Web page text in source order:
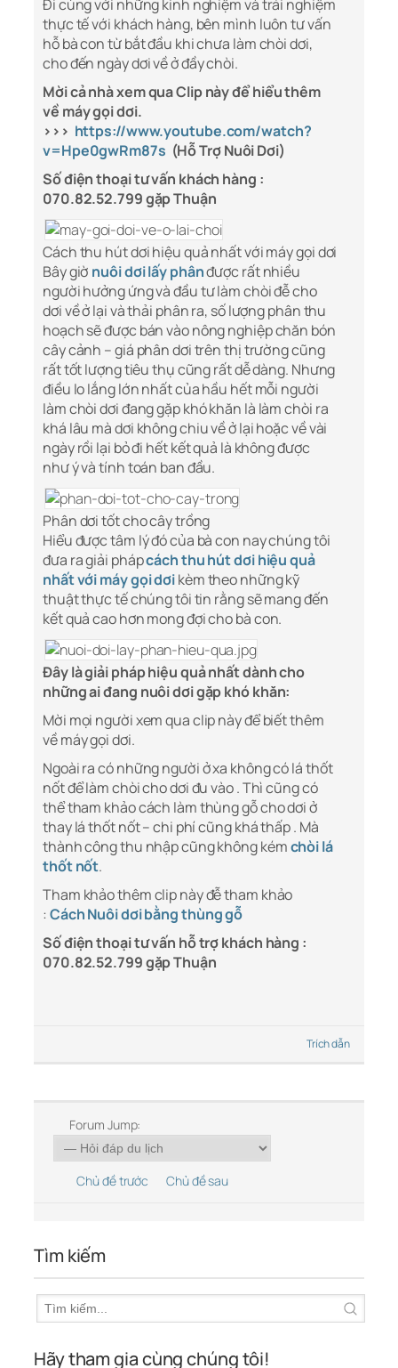
Đi cùng với những kinh nghiệm và trải nghiệm
thực tế với khách hàng, bên mình luôn tư vấn
hỗ bà con từ bắt đầu khi chưa làm chòi dơi,
cho đến ngày dơi về ở đầy chòi.
Mời cả nhà xem qua Clip này để hiểu thêm
về máy gọi dơi.
>>> https://www.youtube.com/watch?
v=Hpe0gwRm87s (Hỗ Trợ Nuôi Dơi)
Số điện thoại tư vấn khách hàng :
070.82.52.799 gặp Thuận
Cách thu hút dơi hiệu quả nhất với máy gọi dơi
Bây giờ nuôi dơi lấy phânđược rất nhiều
người hưởng ứng và đầu tư làm chòi đễ cho
dơi về ở lại và thải phân ra, số lượng phân thu
hoạch sẽ được bán vào nông nghiệp chăn bón
cây cảnh – giá phân dơi trên thị trường cũng
rất tốt lượng tiêu thụ cũng rất dễ dàng. Nhưng
điều lo lắng lớn nhất của hầu hết mỗi người
làm chòi dơi đang gặp khó khăn là làm chòi ra
khá lâu mà dơi không chiu về ở lại hoặc về vài
ngày rồi lại bỏ đi hết kết quả là không được
như ý và tính toán ban đầu.
Phân dơi tốt cho cây trồng
Hiểu được tâm lý đó của bà con nay chúng tôi
đưa ra giải phápcách thu hút dơi hiệu quả
nhất với máy gọi dơikèm theo những kỹ
thuật thực tế chúng tôi tin rằng sẽ mang đến
kết quả cao hơn mong đợi cho bà con.
Đây là giải pháp hiệu quả nhất dành cho
những ai đang nuôi dơi gặp khó khăn:
Mời mọi người xem qua clip này để biết thêm
về máy gọi dơi.
Ngoài ra có những người ở xa không có lá thốt
nốt để làm chòi cho dơi đu vào . Thì cũng có
thể tham khảo cách làm thùng gỗ cho dơi ở
thay lá thốt nốt – chi phí cũng khá thấp . Mà
thành công thu nhập cũng không kémchòi lá
thốt nốt.
Tham khảo thêm clip này đễ tham khảo
: CáchNuôi dơi bằng thùng gỗ
Số điện thoại tư vấn hỗ trợ khách hàng :
070.82.52.799 gặp Thuận
Trích dẫn
Forum Jump:
Chủ đề trước Chủ đề sau
Tìm kiếm
Hãy tham gia cùng chúng tôi!